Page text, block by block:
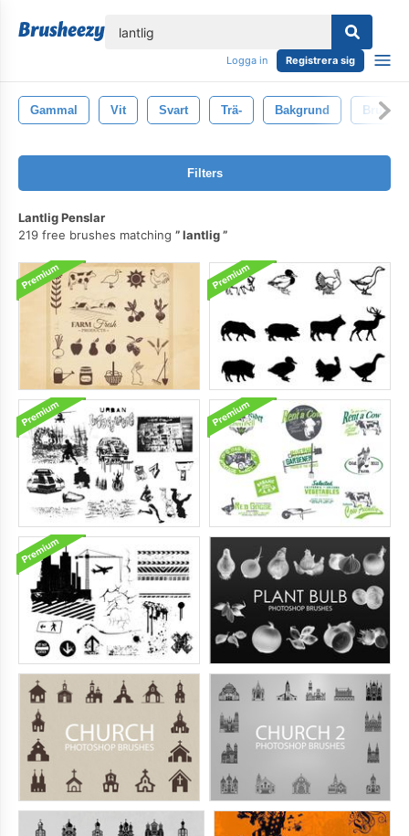
Logga in Registrera sig
Gammal Vit Svart Trä- Bakgrund Brun
Filters
Lantlig Penslar
219 free brushes matching
lantlig